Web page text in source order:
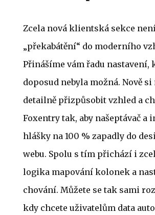
Zcela nová klientská sekce
„překabátění“ do moderního
Přinášíme vám řadu nastavení,
doposud nebyla možná. Nově si
detailně přizpůsobit vzhled a
Foxentry tak, aby našeptávač a
hlášky na 100 % zapadly do
webu. Spolu s tím přichází i
logika mapování kolonek a
chování. Můžete se tak sami
kdy chcete uživatelům data